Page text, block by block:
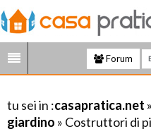
Forum
tu sei in :casapratica.net »
giardino » Costruttori di